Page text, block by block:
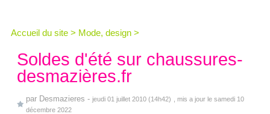
Accueil du site > Mode, design >
Soldes d'été sur chaussures-
desmazières.fr
par Desmazieres - jeudi 01 juillet 2010 (14h42)
, mis a jour le samedi 10
décembre 2022